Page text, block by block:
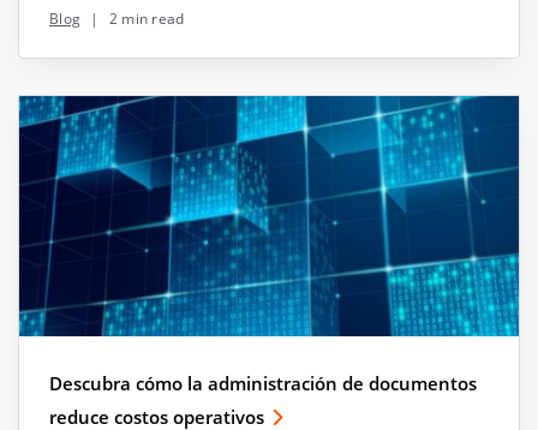
Blog | 2 min read
Descubra cómo la administración de documentos
reduce costos operativos